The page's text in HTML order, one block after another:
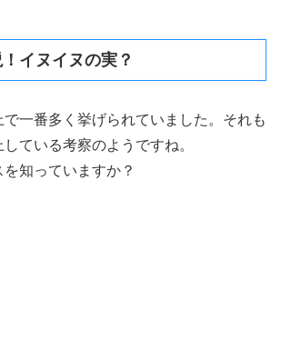
イヌイヌの実？
で一番多く挙げられていました。それも
ている考察のようですね。
知っていますか？